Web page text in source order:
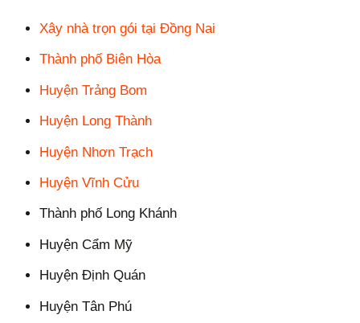
Xây nhà trọn gói tại Đồng Nai
Thành phố Biên Hòa
Huyện Trảng Bom
Huyện Long Thành
Huyện Nhơn Trạch
Huyện Vĩnh Cửu
Thành phố Long Khánh
Huyện Cẩm Mỹ
Huyện Định Quán
Huyện Tân Phú